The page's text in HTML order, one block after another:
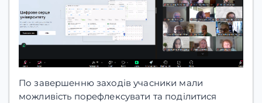
По завершенню заходів учасники мали
можливість порефлексувати та поділитися